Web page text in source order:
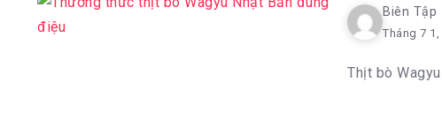
Biên Tập
Tháng 7 1,
Thịt bò